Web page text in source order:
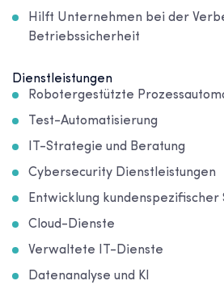
Hilft Unternehmen bei der
Betriebssicherheit
Dienstleistungen
Robotergestützte
Test-Automatisierung
IT-Strategie und Beratung
Cybersecurity Dienstleistungen
Entwicklung kundenspezifischer
Cloud-Dienste
Verwaltete IT-Dienste
Datenanalyse und KI